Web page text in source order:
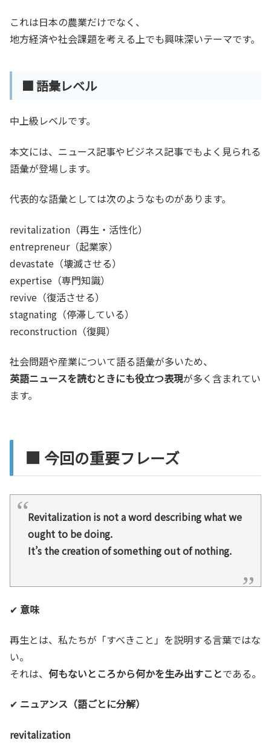
これは日本の農業だけでなく、
地方経済や社会課題を考える上でも興味深いテーマです。
■ 語彙レベル
中上級レベルです。
本文には、ニュース記事やビジネス記事でもよく見られる
語彙が登場します。
代表的な語彙としては次のようなものがあります。
revitalization（再生・活性化）
entrepreneur（起業家）
devastate（壊滅させる）
expertise（専門知識）
revive（復活させる）
stagnating（停滞している）
reconstruction（復興）
社会問題や産業について語る語彙が多いため、
英語ニュースを読むときにも役立つ表現が多く含まれてい
ます。
■ 今回の重要フレーズ
Revitalization is not a word describing what we
ought to be doing.
It’s the creation of something out of nothing.
✔ 意味
再生とは、私たちが「すべきこと」を説明する言葉ではな
い。
それは、 何もないところから何かを生み出すことである。
✔ ニュアンス（語ごとに分解）
revitalization